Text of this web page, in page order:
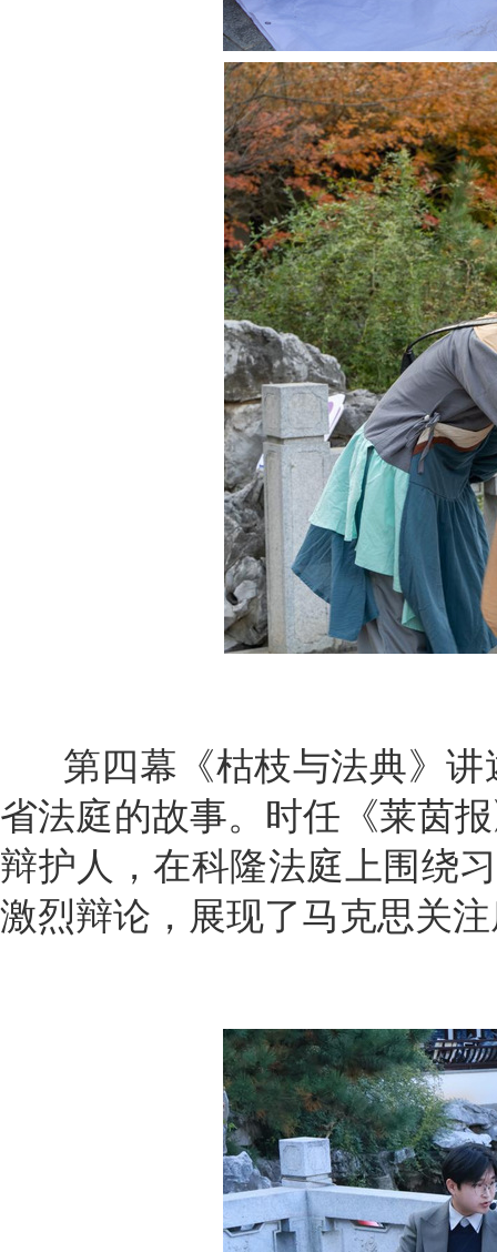
第四幕《枯枝与法典》讲
省法庭的故事。时任《莱茵
辩护人，在科隆法庭上围绕
激烈辩论，展现了马克思关